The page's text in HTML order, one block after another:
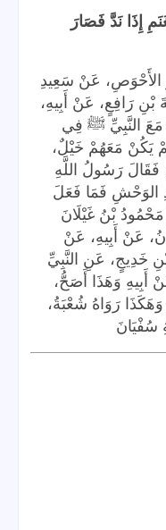
إِذَا نَدَّ فَصَارَ
الأَحْوَصِ، عَنْ سَعِيدِ
رَافِعٍ، عَنْ أَبِيهِ،
مَعَ النَّبِيِّ ﷺ فِي
يَكُنْ مَعَهُمْ خَيْلٌ،
فَقَالَ رَسُولُ اللَّهِ
الوَحْشِ فَمَا فَعَلَ
مَحْمُودُ بْنُ غَيْلَانَ
عَنْ أَبِيهِ، عَنْ
خَدِيجٍ، عَنِ النَّبِيِّ
أَبِيهِ وَهَذَا أَصَحُّ،
رَوَاهُ شُعْبَةُ،
سُفْيَانَ